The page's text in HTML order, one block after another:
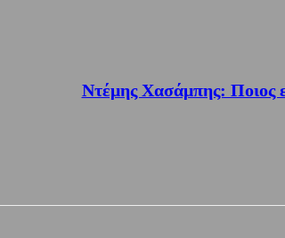
Ντέμης Χασάμπης: Ποιος